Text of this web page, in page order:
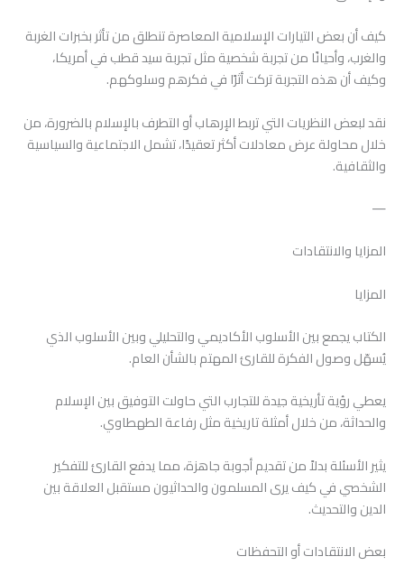
كيف أن بعض التيارات الإسلامية المعاصرة تنطلق من تأثر بخبرات الغربة
والغرب، وأحيانًا من تجربة شخصية مثل تجربة سيد قطب في أمريكا،
وكيف أن هذه التجربة تركت أثرًا في فكرهم وسلوكهم.
نقد لبعض النظريات التي تربط الإرهاب أو التطرف بالإسلام بالضرورة، من
خلال محاولة عرض معادلات أكثر تعقيدًا، تشمل الاجتماعية والسياسية
والثقافية.
—
المزايا والانتقادات
المزايا
الكتاب يجمع بين الأسلوب الأكاديمي والتحليلي وبين الأسلوب الذي
يُسهّل وصول الفكرة للقارئ المهتم بالشأن العام.
يعطي رؤية تأريخية جيدة للتجارب التي حاولت التوفيق بين الإسلام
والحداثة، من خلال أمثلة تاريخية مثل رفاعة الطهطاوي.
يثير الأسئلة بدلاً من تقديم أجوبة جاهزة، مما يدفع القارئ للتفكير
الشخصي في كيف يرى المسلمون والحداثيون مستقبل العلاقة بين
الدين والتحديث.
بعض الانتقادات أو التحفظات